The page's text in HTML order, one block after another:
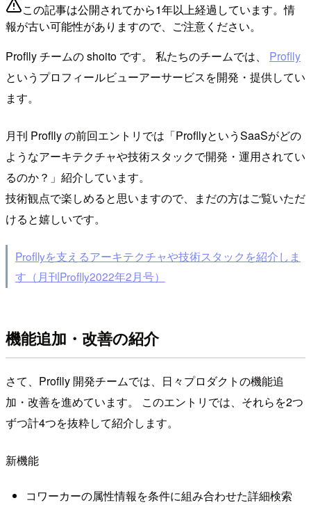
この記事は公開されてから1年以上経過しています。情
報が古い可能性がありますので、ご注意ください。
Proflly チームの shoito です。 私たちのチームでは、 Proflly
というプロフィールビューアーサービスを開発・提供してい
ます。
月刊 Proflly の前回エントリでは「ProfllyというSaaSがどの
ようなアーキテクチャや技術スタックで開発・運用されてい
るのか？」紹介しています。
技術観点で楽しめると思いますので、まだの方はご覧いただ
けると嬉しいです。
Profllyを支えるアーキテクチャや技術スタックを紹介しま
す（月刊Proflly2022年2月号）
機能追加・改善の紹介
さて、Proflly 開発チームでは、日々プロダクトの機能追
加・改善を進めています。 このエントリでは、それらを2つ
ずつ計4つを抜粋して紹介します。
新機能
コワーカーの属性情報を条件に組み合わせた詳細検索